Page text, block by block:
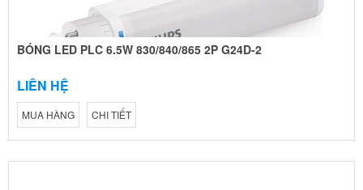
BÓNG LED PLC 6.5W 830/840/865 2P G24D-2
LIÊN HỆ
MUA HÀNG CHI TIẾT